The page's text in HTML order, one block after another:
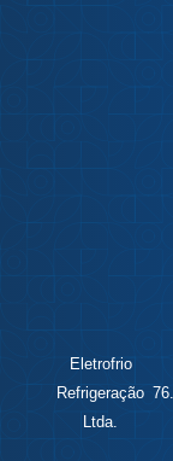
Eletrofrio
Refrigeração
Ltda.